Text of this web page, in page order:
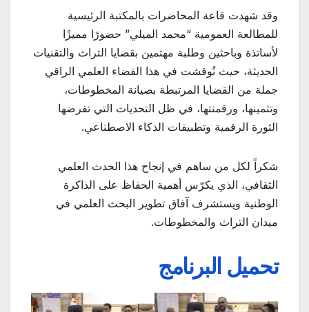
وقد شهدت قاعة المحاضرات بالمكتبة الرئيسية
للمطالعة العمومية “محمد الميلي” حضورًا مميزًا
لأساتذة وباحثين وطلبة مهتمين بقضايا التراث والتقنيات
الحديثة، حيث نُوقشت في هذا الفضاء العلمي الراقي
جملة من القضايا المرتبطة بصيانة المخطوطات،
وتثمينها، ورقمنتها، في ظل التحديات التي تفرضها
الثورة الرقمية وتطبيقات الذكاء الاصطناعي.
شكراً لكل من ساهم في إنجاح هذا الحدث العلمي
الثقافي، الذي يكرّس أهمية الحفاظ على الذاكرة
الوطنية ويستشرف آفاق تطوير البحث العلمي في
ميدان التراث والمخطوطات.
تحميل البرنامج